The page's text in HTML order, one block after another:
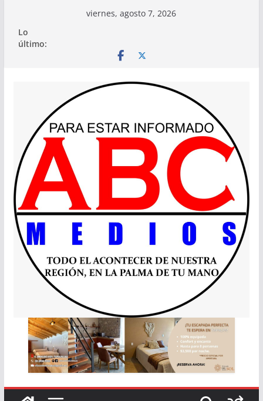
contenido
viernes, agosto 7, 2026
Lo
último: